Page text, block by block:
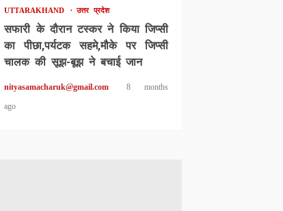
UTTARAKHAND उत्तर प्रदेश
सफारी के दौरान टस्कर ने किया जिप्सी
का पीछा,पर्यटक सहमे,मौके पर जिप्सी
चालक की सूझ-बूझ ने बचाई जान
nityasamacharuk@gmail.com
8 months
ago